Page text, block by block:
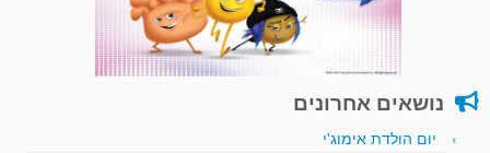
נושאים אחרונים
יום הולדת אימוג'י